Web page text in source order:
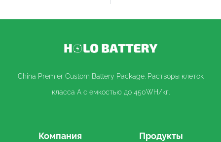
China Premier Custom Battery Package. Растворы клеток
класса A с емкостью до 450WH/кг.
Компания Продукты